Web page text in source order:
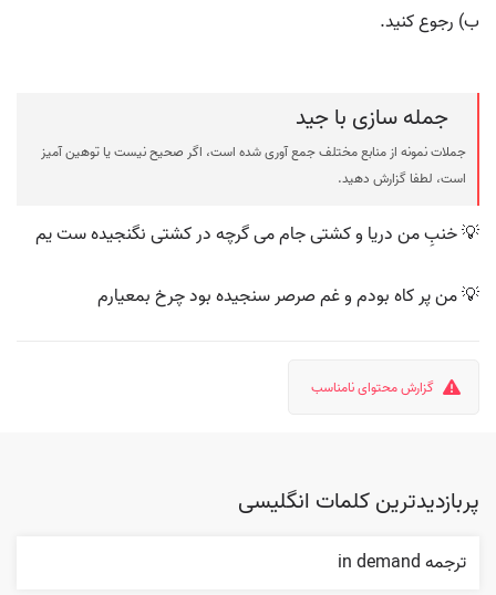
ب) رجوع کنید.
جمله سازی با جید
جملات نمونه از منابع مختلف جمع آوری شده است، اگر صحیح نیست یا توهین آمیز
است، لطفا گزارش دهید.
💡 خنبِ من دریا و کشتی جام می گرچه در کشتی نگنجیده ست یم
💡 من پر کاه بودم و غم صرصر سنجیده بود چرخ بمعیارم
گزارش محتوای نامناسب
پربازدیدترین کلمات انگلیسی
ترجمه in demand